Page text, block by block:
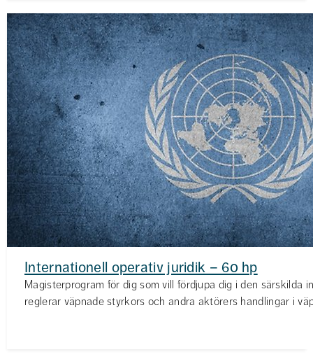
Internationell operativ juridik – 60 hp
Magisterprogram för dig som vill fördjupa dig i den särskilda
reglerar väpnade styrkors och andra aktörers handlingar i